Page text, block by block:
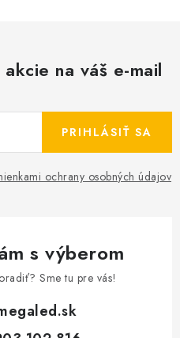
na váš e-mail
ochrany osobných údajov
PRIHLÁSIŤ SA
s výberom
Sme tu pre vás!